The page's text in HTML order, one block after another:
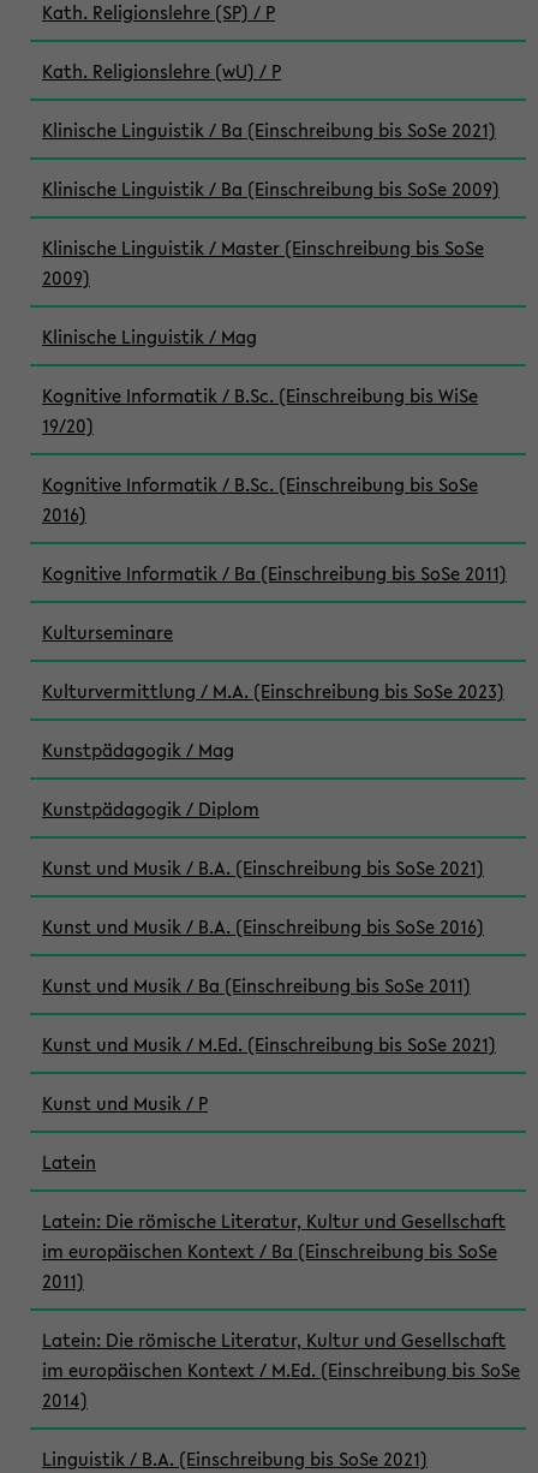
Kath. Religionslehre (SP) / P
Kath. Religionslehre (wU) / P
Klinische Linguistik / Ba (Einschreibung bis SoSe 2021)
Klinische Linguistik / Ba (Einschreibung bis SoSe 2009)
Klinische Linguistik / Master (Einschreibung bis SoSe
2009)
Klinische Linguistik / Mag
Kognitive Informatik / B.Sc. (Einschreibung bis WiSe
19/20)
Kognitive Informatik / B.Sc. (Einschreibung bis SoSe
2016)
Kognitive Informatik / Ba (Einschreibung bis SoSe 2011)
Kulturseminare
Kulturvermittlung / M.A. (Einschreibung bis SoSe 2023)
Kunstpädagogik / Mag
Kunstpädagogik / Diplom
Kunst und Musik / B.A. (Einschreibung bis SoSe 2021)
Kunst und Musik / B.A. (Einschreibung bis SoSe 2016)
Kunst und Musik / Ba (Einschreibung bis SoSe 2011)
Kunst und Musik / M.Ed. (Einschreibung bis SoSe 2021)
Kunst und Musik / P
Latein
Latein: Die römische Literatur, Kultur und Gesellschaft
im europäischen Kontext / Ba (Einschreibung bis SoSe
2011)
Latein: Die römische Literatur, Kultur und Gesellschaft
im europäischen Kontext / M.Ed. (Einschreibung bis SoSe
2014)
Linguistik / B.A. (Einschreibung bis SoSe 2021)